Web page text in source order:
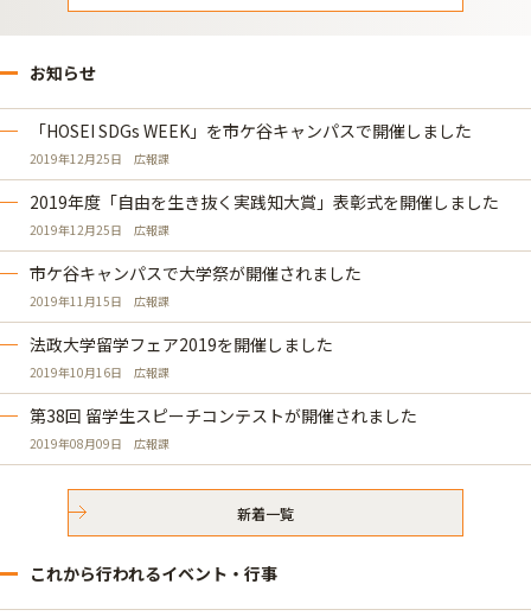
お知らせ
「HOSEI SDGs WEEK」を市ケ谷キャンパスで開催しました
2019年12月25日 広報課
2019年度「自由を生き抜く実践知大賞」表彰式を開催しました
2019年12月25日 広報課
市ケ谷キャンパスで大学祭が開催されました
2019年11月15日 広報課
法政大学留学フェア2019を開催しました
2019年10月16日 広報課
第38回 留学生スピーチコンテストが開催されました
2019年08月09日 広報課
新着一覧
これから行われるイベント・行事